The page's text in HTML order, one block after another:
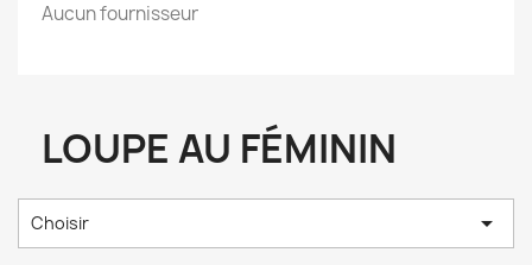
Aucun fournisseur
LOUPE AU FÉMININ
Choisir 